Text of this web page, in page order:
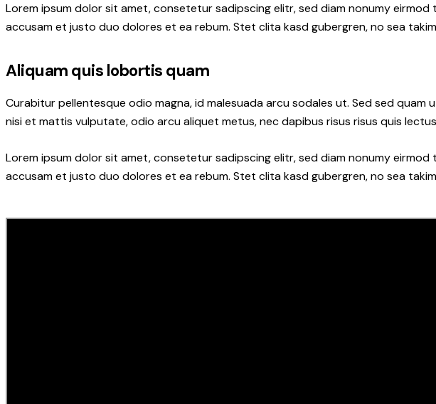
Lorem ipsum dolor sit amet, consetetur sadipscing elitr, sed diam nonumy
accusam et justo duo dolores et ea rebum. Stet clita kasd gubergren, no sea
Aliquam quis lobortis quam
Curabitur pellentesque odio magna, id malesuada arcu sodales ut. Sed sed
nisi et mattis vulputate, odio arcu aliquet metus, nec dapibus risus risus quis
Lorem ipsum dolor sit amet, consetetur sadipscing elitr, sed diam nonumy
accusam et justo duo dolores et ea rebum. Stet clita kasd gubergren, no sea